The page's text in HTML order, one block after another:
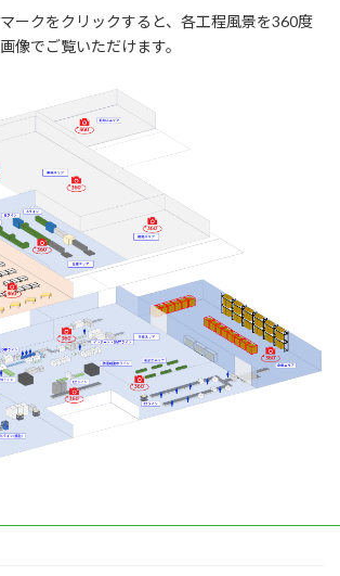
マークをクリックすると、各工程風景を360度
画像でご覧いただけます。